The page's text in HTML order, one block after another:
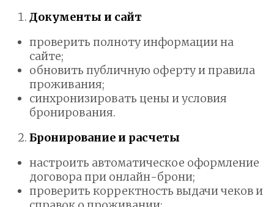
Документы и сайт
проверить полноту информации на
сайте;
обновить публичную оферту и правила
проживания;
синхронизировать цены и условия
бронирования.
Бронирование и расчеты
настроить автоматическое оформление
договора при онлайн-брони;
проверить корректность выдачи чеков и